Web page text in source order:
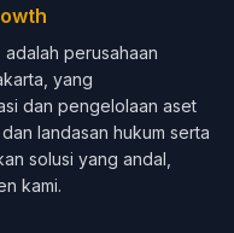
adalah perusahaan
yang
dan pengelolaan aset
landasan hukum serta
solusi yang andal,
kami.